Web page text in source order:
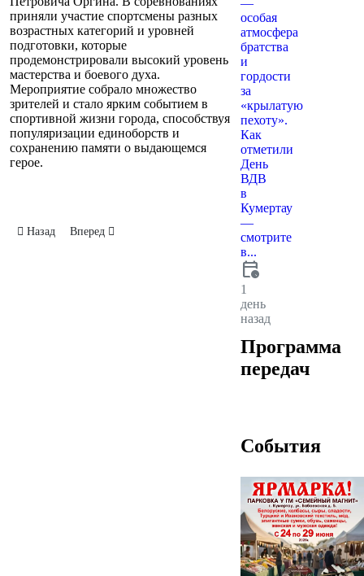
приняли участие спортсмены разных
возрастных категорий и уровней
подготовки, которые
продемонстрировали высокий уровень
мастерства и боевого духа.
Мероприятие собрало множество
зрителей и стало ярким событием в
спортивной жизни города, способствуя
популяризации единоборств и
сохранению памяти о выдающемся
герое.
Предыдущий: Легкоатлетическая эстафета
Назад Следующий: Урок мастерства
Вперед
особая
атмосфера
братства
и
гордости
за
«крылатую
пехоту».
Как
отметили
День
ВДВ
в
Кумертау
—
смотрите
в...
calendar_clock
1
день
назад
Программа
передач
События